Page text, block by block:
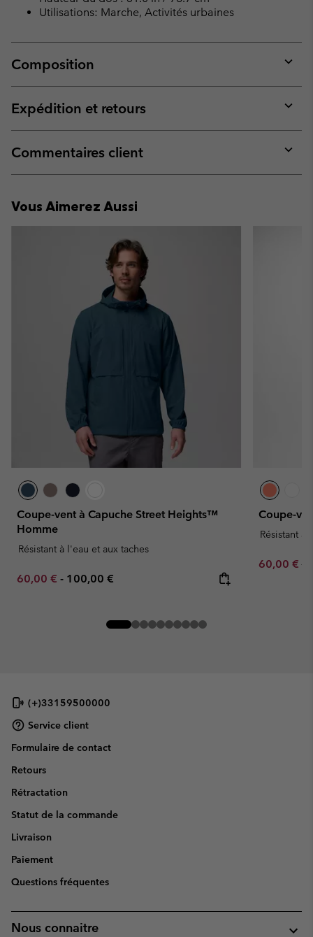
Utilisations: Marche, Activités urbaines
Composition
or
Expédition et retours
or
Commentaires client
or
Vous Aimerez Aussi
Coupe-vent à Capuche Street Heights™
Homme
Résistant à l'eau et aux taches
Minimum sale price:
60,00 € - Maximum price:
100,00 €
Coupe-
Résistant à
Sale price:
60,00 €
(+)33159500000
Service client
Formulaire de contact
Retours
Rétractation
Statut de la commande
Livraison
Paiement
Questions fréquentes
Nous connaitre